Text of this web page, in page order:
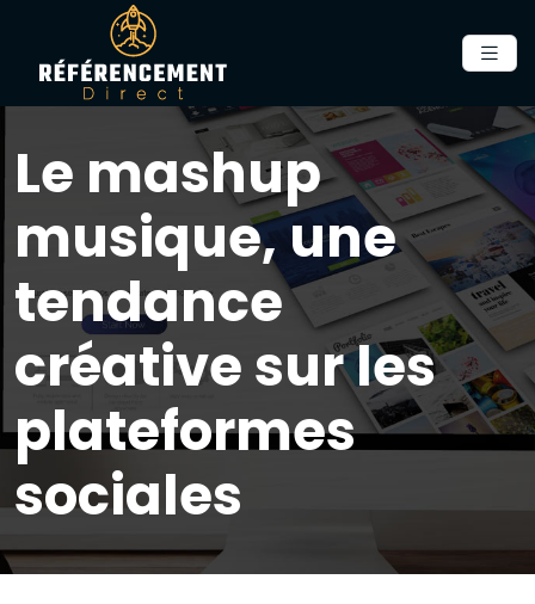
Le mashup
musique, une
tendance
créative sur les
plateformes
sociales